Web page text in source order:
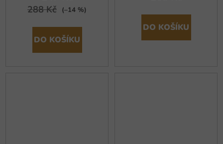
288 Kč (–14 %)
DO KOŠÍKU
DO KOŠÍKU